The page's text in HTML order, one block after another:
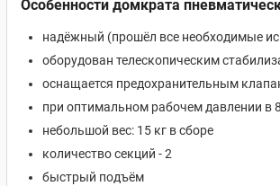
Особенности домкрата
надёжный (прошёл все необходимые
оборудован телескопическим
оснащается предохранительным
при оптимальном рабочем давлении в
небольшой вес: 15 кг в сборе
количество секций - 2
быстрый подъём